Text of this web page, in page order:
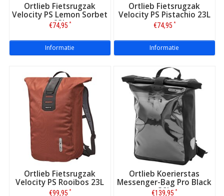
Ortlieb Fietsrugzak
Velocity PS Lemon Sorbet
23L
€74,95 *
Informatie
Ortlieb Fietsrugzak
Velocity PS Pistachio 23L
€74,95 *
Informatie
Ortlieb Fietsrugzak
Velocity PS Rooibos 23L
€99,95 *
Ortlieb Koerierstas
Messenger-Bag Pro Black
39L
€139,95 *